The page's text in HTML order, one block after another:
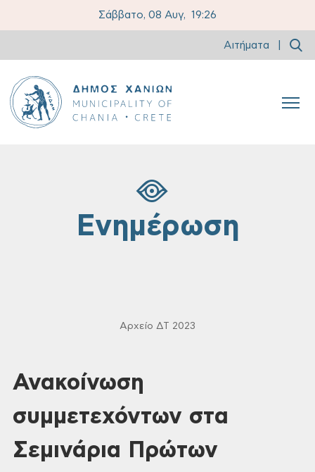
Σάββατο, 08 Αυγ, 19:26
Αιτήματα
Ενημέρωση
Αρχείο ΔΤ 2023
Ανακοίνωση
συμμετεχόντων στα
Σεμινάρια Πρώτων